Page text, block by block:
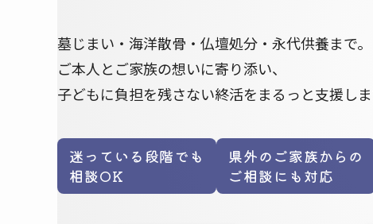
墓じまい・海洋散骨・仏壇処分・永代供養まで。
ご本人とご家族の想いに寄り添い、
子どもに負担を残さない終活をまるっと支援しま
迷っている段階でも
相談OK
県外のご家族からの
ご相談にも対応